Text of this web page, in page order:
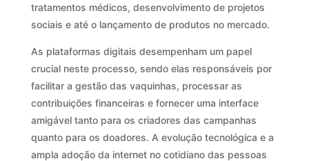
tratamentos médicos, desenvolvimento de projetos
sociais e até o lançamento de produtos no mercado.
As plataformas digitais desempenham um papel
crucial neste processo, sendo elas responsáveis por
facilitar a gestão das vaquinhas, processar as
contribuições financeiras e fornecer uma interface
amigável tanto para os criadores das campanhas
quanto para os doadores. A evolução tecnológica e a
ampla adoção da internet no cotidiano das pessoas